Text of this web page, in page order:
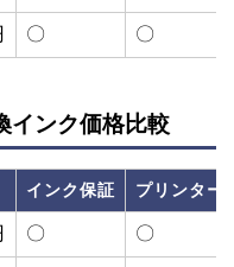
〇 〇
インク価格比較
インク保証 プリンター
〇 〇